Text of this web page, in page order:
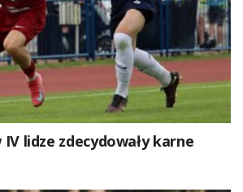
lidze zdecydowały karne